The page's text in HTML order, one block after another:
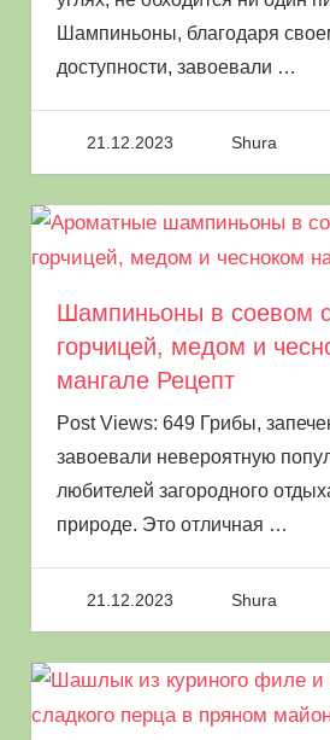
Шампиньоны, благодаря
доступности, завоевали …
21.12.2023 Shura
Шампиньоны в соевом
горчицей, медом и
мангале Рецепт
Post Views: 649 Грибы,
завоевали невероятную
любителей загородного
природе. Это отличная …
21.12.2023 Shura